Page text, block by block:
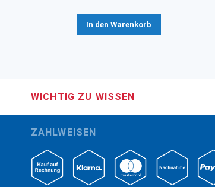
In den Warenkorb
WICHTIG ZU WISSEN
ZAHLWEISEN